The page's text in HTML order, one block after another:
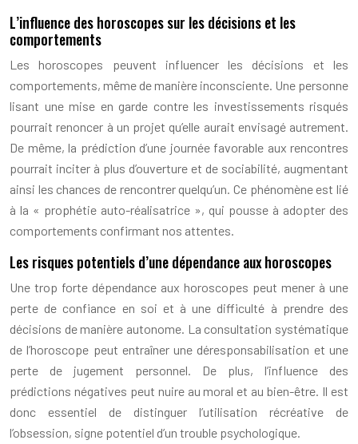
L’influence des horoscopes sur les décisions et les
comportements
Les horoscopes peuvent influencer les décisions et les
comportements, même de manière inconsciente. Une personne
lisant une mise en garde contre les investissements risqués
pourrait renoncer à un projet qu’elle aurait envisagé autrement.
De même, la prédiction d’une journée favorable aux rencontres
pourrait inciter à plus d’ouverture et de sociabilité, augmentant
ainsi les chances de rencontrer quelqu’un. Ce phénomène est lié
à la « prophétie auto-réalisatrice », qui pousse à adopter des
comportements confirmant nos attentes.
Les risques potentiels d’une dépendance aux horoscopes
Une trop forte dépendance aux horoscopes peut mener à une
perte de confiance en soi et à une difficulté à prendre des
décisions de manière autonome. La consultation systématique
de l’horoscope peut entraîner une déresponsabilisation et une
perte de jugement personnel. De plus, l’influence des
prédictions négatives peut nuire au moral et au bien-être. Il est
donc essentiel de distinguer l’utilisation récréative de
l’obsession, signe potentiel d’un trouble psychologique.